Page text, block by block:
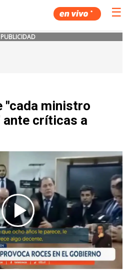
☰
PUBLICIDAD
"cada ministro
críticas a